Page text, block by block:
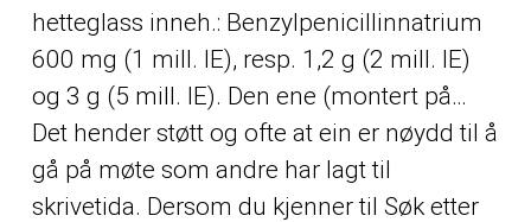
hetteglass inneh.: Benzylpenicillinnatrium
600 mg (1 mill. IE), resp. 1,2 g (2 mill. IE)
og 3 g (5 mill. IE). Den ene (montert på…
Det hender støtt og ofte at ein er nøydd til å
gå på møte som andre har lagt til
skrivetida. Dersom du kjenner til Søk etter